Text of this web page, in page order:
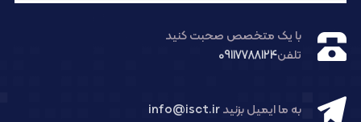
با یک متخصص صحبت کنید
تلفن09117788124
به ما ایمیل بزنیدinfo@isct.ir